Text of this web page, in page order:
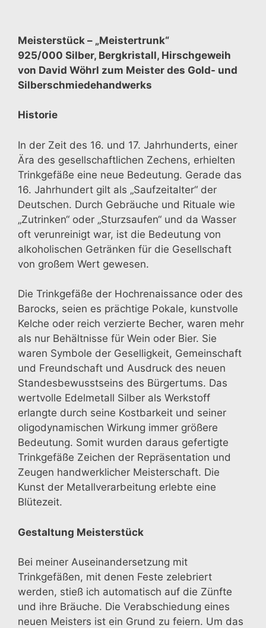
Meisterstück – „Meistertrunk“
925/000 Silber, Bergkristall, Hirschgeweih
von David Wöhrl zum Meister des Gold- und
Silberschmiedehandwerks
Historie
In der Zeit des 16. und 17. Jahrhunderts, einer
Ära des gesellschaftlichen Zechens, erhielten
Trinkgefäße eine neue Bedeutung. Gerade das
16. Jahrhundert gilt als „Saufzeitalter“ der
Deutschen. Durch Gebräuche und Rituale wie
„Zutrinken“ oder „Sturzsaufen“ und da Wasser
oft verunreinigt war, ist die Bedeutung von
alkoholischen Getränken für die Gesellschaft
von großem Wert gewesen.
Die Trinkgefäße der Hochrenaissance oder des
Barocks, seien es prächtige Pokale, kunstvolle
Kelche oder reich verzierte Becher, waren mehr
als nur Behältnisse für Wein oder Bier. Sie
waren Symbole der Geselligkeit, Gemeinschaft
und Freundschaft und Ausdruck des neuen
Standesbewusstseins des Bürgertums. Das
wertvolle Edelmetall Silber als Werkstoff
erlangte durch seine Kostbarkeit und seiner
oligodynamischen Wirkung immer größere
Bedeutung. Somit wurden daraus gefertigte
Trinkgefäße Zeichen der Repräsentation und
Zeugen handwerklicher Meisterschaft. Die
Kunst der Metallverarbeitung erlebte eine
Blütezeit.
Gestaltung Meisterstück
Bei meiner Auseinandersetzung mit
Trinkgefäßen, mit denen Feste zelebriert
werden, stieß ich automatisch auf die Zünfte
und ihre Bräuche. Die Verabschiedung eines
neuen Meisters ist ein Grund zu feiern. Um das